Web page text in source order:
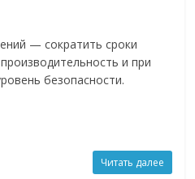
— сократить сроки
и при
безопасности.
Читать далее